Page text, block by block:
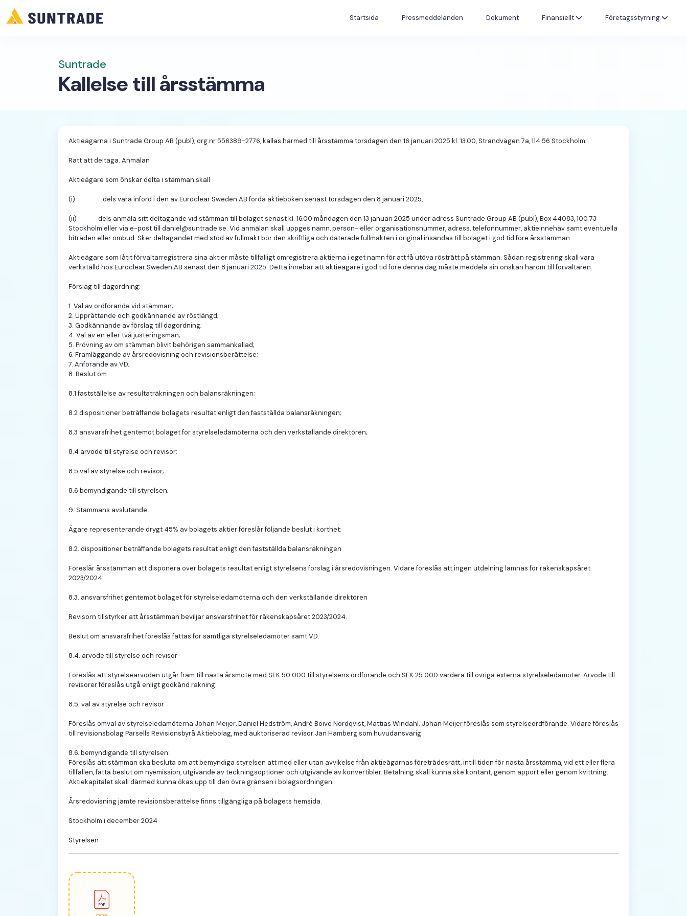
Startsida Pressmeddelanden Dokument Finansiellt Företagsstyrning
Suntrade
Kallelse till årsstämma
Aktieägarna i Suntrade Group AB (publ), org.nr 556389-2776, kallas härmed till årsstämma torsdagen den 16 januari 2025 kl. 13.00, Strandvägen 7a, 114 56 Stockholm.
Rätt att deltaga. Anmälan
Aktieägare som önskar delta i stämman skall
(i) dels vara införd i den av Euroclear Sweden AB förda aktieboken senast torsdagen den 8 januari 2025,
(ii) dels anmäla sitt deltagande vid stäm­man till bolaget senast kl. 16.00 måndagen den 13 januari 2025 under adress Suntrade Group AB (publ), Box 44083, 100 73
Stockholm eller via e-post till daniel@suntrade.se. Vid anmälan skall uppges namn, person- eller or­ga­nisationsnummer, adress, telefonnummer, aktieinnehav samt eventuella
biträden eller ombud. Sker deltagandet med stöd av fullmakt bör den skriftliga och daterade fullmakten i original insändas till bolaget i god tid fö­re årsstämman.
Aktieägare som låtit förvaltarregistrera sina aktier måste tillfälligt omregistrera aktierna i eget namn för att få utöva rösträtt på stämman. Sådan registrering skall vara
verkställd hos Euroclear Sweden AB senast den 8 januari 2025. Detta innebär att aktieägare i god tid före denna dag måste meddela sin önskan härom till förvaltaren.
Förslag till dagordning:
1. Val av ordförande vid stämman;
2. Upprättande och godkännande av röstlängd;
3. Godkännande av förslag till dagordning;
4. Val av en eller två justeringsmän;
5. Prövning av om stämman blivit behörigen sammankallad;
6. Framläggande av årsredovisning och revisionsberättelse;
7. Anförande av VD;
8. Beslut om
8.1 fastställelse av resultaträkningen och balansräkningen;
8.2 dispositioner beträffande bolagets resultat enligt den fastställda balansräkningen;
8.3 ansvarsfrihet gentemot bolaget för styrelseledamöterna och den verkställande direktören;
8.4 arvode till styrelse och revisor;
8.5 val av styrelse och revisor;
8.6 bemyndigande till styrelsen;
9. Stämmans avslutande.
Ägare representerande drygt 45% av bolagets aktier föreslår följande beslut i korthet:
8.2. dispositioner beträffande bolagets resultat enligt den fastställda balansräkningen
Föreslår årsstämman att disponera över bolagets resultat enligt styrelsens förslag i årsredovisningen. Vidare föreslås att ingen utdelning lämnas för räkenskapsåret
2023/2024.
8.3. ansvarsfrihet gentemot bolaget för styrelseledamöterna och den verkställande direktören
Revisorn tillstyrker att årsstämman beviljar ansvarsfrihet för räkenskapsåret 2023/2024.
Beslut om ansvarsfrihet föreslås fattas för samtliga styrelseledamöter samt VD.
8.4. arvode till styrelse och revisor
Föreslås att styrelsearvoden utgår fram till nästa årsmöte med SEK 50 000 till styrelsens ordförande och SEK 25 000 vardera till övriga externa styrelseledamöter. Arvode till
revisorer föreslås utgå enligt godkänd räkning.
8.5. val av styrelse och revisor
Föreslås omval av styrelseledamöterna Johan Meijer, Daniel Hedström, André Boive Nordqvist, Mattias Windahl. Johan Meijer föreslås som styrelseordförande. Vidare föreslås
till revisionsbolag Parsells Revisionsbyrå Aktiebolag, med auktoriserad revisor Jan Hamberg som huvudansvarig.
8.6. bemyndigande till styrelsen:
Föreslås att stämman ska besluta om att bemyndiga styrelsen att med eller utan avvikelse från aktieägarnas företrädesrätt, intill tiden för nästa årsstämma, vid ett eller flera
tillfällen, fatta beslut om nyemission, utgivande av teckningsoptioner och utgivande av konvertibler. Betalning skall kunna ske kontant, genom apport eller genom kvittning.
Aktiekapitalet skall därmed kunna ökas upp till den övre gränsen i bolagsordningen.
Årsredovisning jämte revisionsberättelse finns tillgängliga på bolagets hemsida.
Stockholm i december 2024
Styrelsen